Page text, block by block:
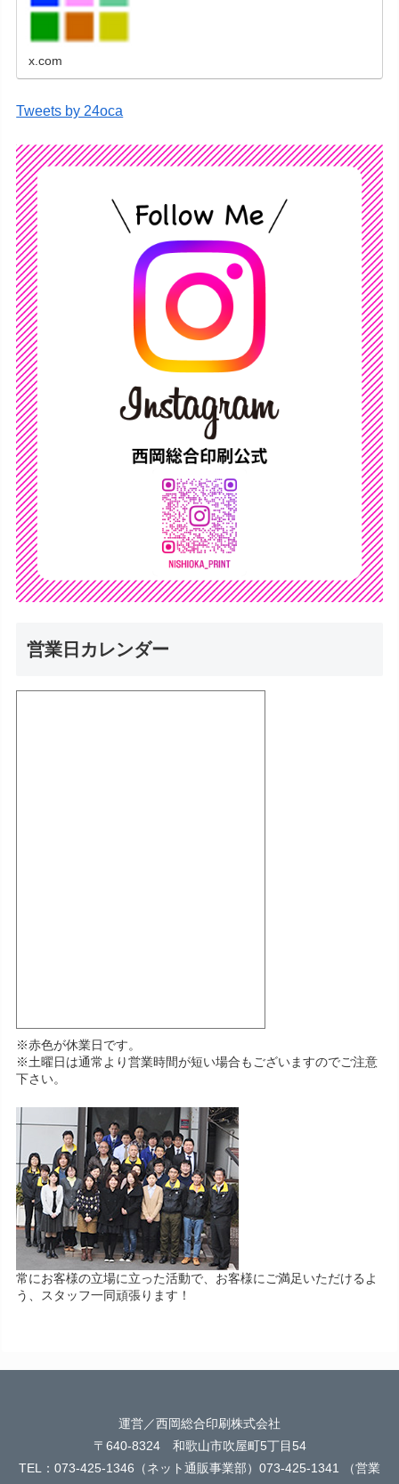
x.com
Tweets by 24oca
営業日カレンダー
※赤色が休業日です。
※土曜日は通常より営業時間が短い場合もございますのでご注意
下さい。
常にお客様の立場に立った活動で、お客様にご満足いただけるよ
う、スタッフ一同頑張ります！
運営／西岡総合印刷株式会社
〒640-8324 和歌山市吹屋町5丁目54
TEL：073-425-1346（ネット通販事業部）073-425-1341 （営業